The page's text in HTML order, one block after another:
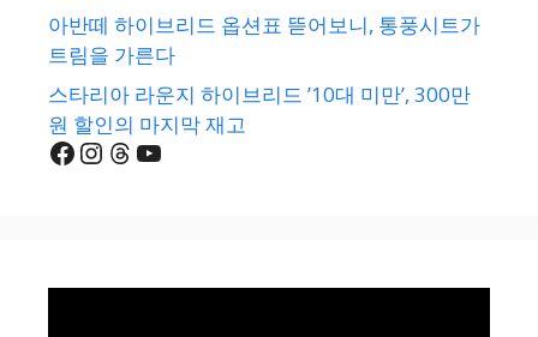
아반떼 하이브리드 옵션표 뜯어보니, 통풍시트가
트림을 가른다
스타리아 라운지 하이브리드 ’10대 미만’, 300만
원 할인의 마지막 재고
Facebook
Instagram
Threads
YouTube